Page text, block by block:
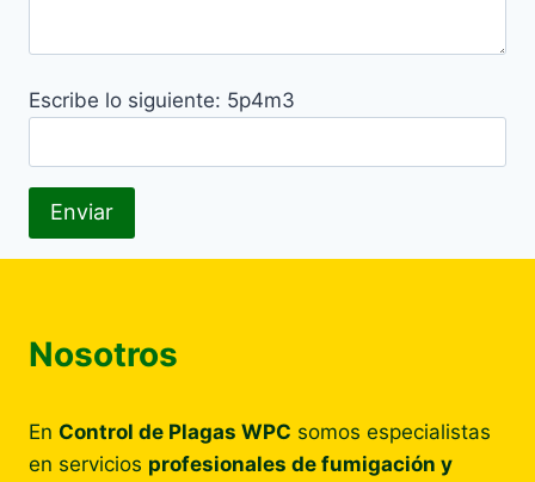
Escribe lo siguiente: 5p4m3
Nosotros
En Control de Plagas WPC somos especialistas
en servicios profesionales de fumigación y